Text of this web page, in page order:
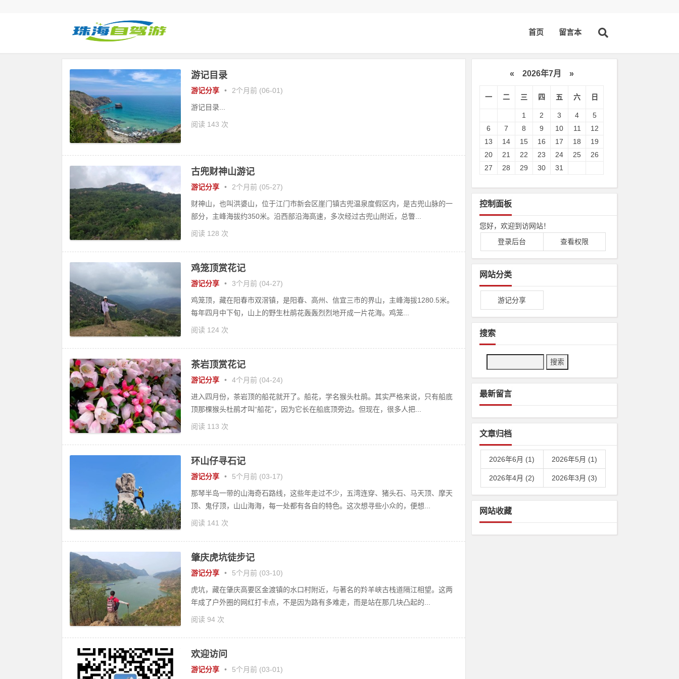
首页 留言本
游记目录
游记分享 • 2个月前 (06-01)
游记目录...
阅读 143 次
古兜财神山游记
游记分享 • 2个月前 (05-27)
财神山，也叫洪婆山，位于江门市新会区崖门镇古兜温泉度假区内，是古兜山脉的一
部分，主峰海拔约350米。沿西部沿海高速，多次经过古兜山附近，总瞥...
阅读 128 次
鸡笼顶赏花记
游记分享 • 3个月前 (04-27)
鸡笼顶，藏在阳春市双滘镇，是阳春、高州、信宜三市的界山，主峰海拔1280.5米。
每年四月中下旬，山上的野生杜鹃花轰轰烈烈地开成一片花海。鸡笼...
阅读 124 次
茶岩顶赏花记
游记分享 • 4个月前 (04-24)
进入四月份，茶岩顶的船花就开了。船花，学名猴头杜鹃。其实严格来说，只有船底
顶那棵猴头杜鹃才叫“船花”，因为它长在船底顶旁边。但现在，很多人把...
阅读 113 次
环山仔寻石记
游记分享 • 5个月前 (03-17)
那琴半岛一带的山海奇石路线，这些年走过不少，五湾连穿、猪头石、马天顶、摩天
顶、鬼仔顶，山山海海，每一处都有各自的特色。这次想寻些小众的，便想...
阅读 141 次
肇庆虎坑徒步记
游记分享 • 5个月前 (03-10)
虎坑，藏在肇庆高要区金渡镇的水口村附近，与著名的羚羊峡古栈道隔江相望。这两
年成了户外圈的网红打卡点，不是因为路有多难走，而是站在那几块凸起的...
阅读 94 次
欢迎访问
游记分享 • 5个月前 (03-01)
« 2026年7月 »
一 二 三 四 五 六 日
1 2 3 4
5
6
7 8 9 10 11
12
13
14 15 16 17 18
19
20
21 22 23 24 25
26
27
28 29 30 31
控制面板
您好，欢迎到访网站！
登录后台
查看权限
网站分类
游记分享
搜索
最新留言
文章归档
2026年6月 (1) 2026年5月 (1)
2026年4月 (2) 2026年3月 (3)
网站收藏